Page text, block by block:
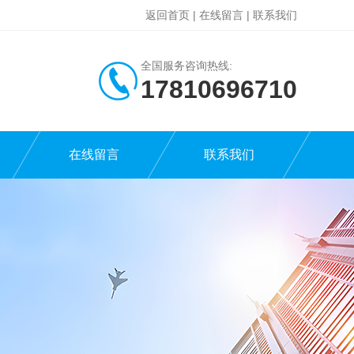
返回首页 | 在线留言 | 联系我们
全国服务咨询热线:
17810696710
在线留言 联系我们